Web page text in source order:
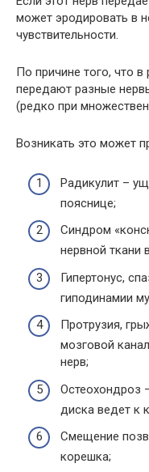
может эродировать в
чувствительности.
По причине того, что
передают разные
(редко при
Возникать это может
Радикулит –
пояснице;
Синдром
нервной ткани
Гипертонус,
гиподинамии
Протрузия,
мозговой
нерв;
Остеохондроз
диска ведет к
Смещение
корешка;